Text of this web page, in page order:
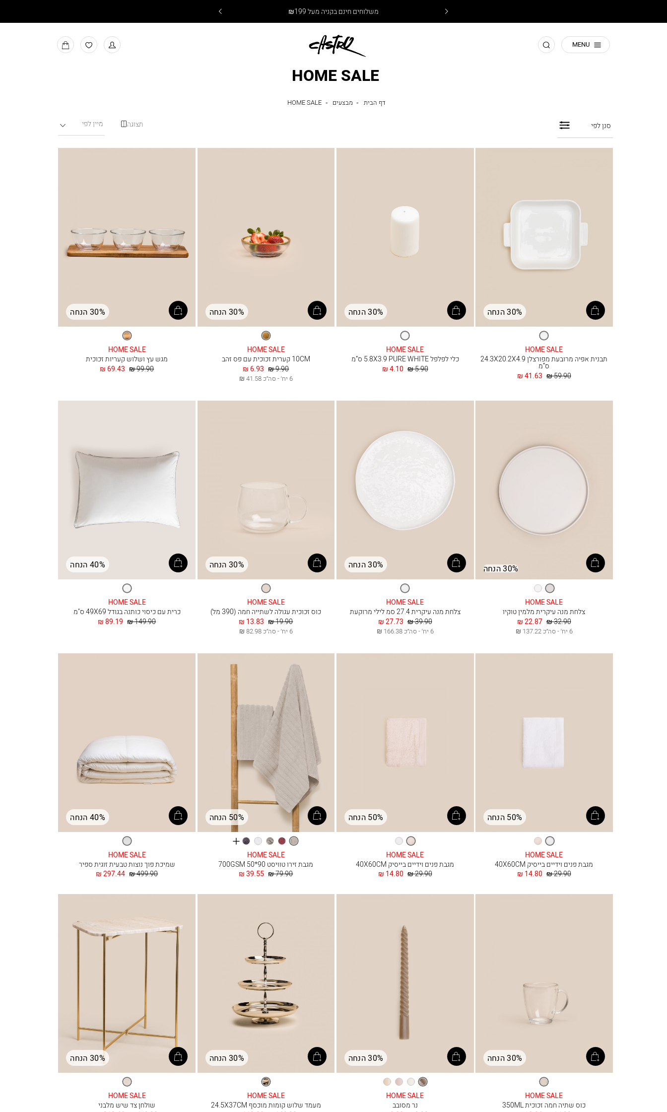
משלוחים חינם בקניה מעל ₪199
MENU חפש למעבר
למועדפים
MY
BAG
HOME SALE
דף הבית דף מבצעים מבצעים
HOME SALE
סנן לפי תצוגה
30% הנחה
לבן
HOME SALE
תבנית אפיה מרובעת מפורצלן 24.3X20.2X4.9
ס”מ
החל
41.63 ₪ מחיר
59.90 ₪
30% הנחה
לבן
HOME SALE
כלי לפלפל 5.8X3.9 PURE WHITE ס”מ
החל
4.10 ₪ מחיר
5.90 ₪
30% הנחה
זהב
שקוף
HOME SALE
10CM קערית זכוכית עם פס זהב
החל
מ
6.93 ₪ מחיר
רגיל
9.90 ₪
6 יח׳ - סה״כ 41.58 ₪
30% הנחה
טבעי
HOME SALE
מגש עץ ושלוש קעריות זכוכית
החל
69.43 ₪ מחיר
99.90 ₪
30% הנחה
אבן לבן
HOME SALE
צלחת מנה עיקרית מלמין טוקיו
החל
מ
22.87 ₪ מחיר
רגיל
32.90 ₪
6 יח׳ - סה״כ 137.22 ₪
30% הנחה
לבן
HOME SALE
צלחת מנה עיקרית 27.4 סמ לילי מרוקעת
החל
מ
27.73 ₪ מחיר
רגיל
39.90 ₪
6 יח׳ - סה״כ 166.38 ₪
30% הנחה
שקוף
HOME SALE
כוס זכוכית עגולה לשתייה חמה (390 מל)
החל
מ
13.83 ₪ מחיר
רגיל
19.90 ₪
6 יח׳ - סה״כ 82.98 ₪
40% הנחה
לבן
HOME SALE
כרית עם כיסוי כותנה בגודל 49X69 ס"מ
החל
89.19 ₪ מחיר
149.90 ₪
50% הנחה
לבן וניל
HOME SALE
מגבת פנים וידיים בייסיק 40X60CM
החל
14.80 ₪ מחיר
29.90 ₪
50% הנחה
וניל לבן
HOME SALE
מגבת פנים וידיים בייסיק 40X60CM
החל
14.80 ₪ מחיר
29.90 ₪
50% הנחה
חול רוז אפורלבן אפור
כהה
See
more
HOME SALE
מגבת זירו טוויסט 90*50 700GSM
החל
39.55 ₪ מחיר
79.90 ₪
40% הנחה
לבן
HOME SALE
שמיכת פוך נוצות טבעית זוגית ספיר
החל
297.44 ₪ מחיר
499.90 ₪
30% הנחה
שקוף
HOME SALE
כוס שתיה חמה זכוכית 350ML
30% הנחה
חוםלבן ורוד
בהיר
אוף
HOME SALE
נר מסובב
30% הנחה
כסף
HOME SALE
מעמד שלוש קומות מוכסף 24.5X37CM
30% הנחה
זהב
HOME SALE
שולחן צד שיש מלבני